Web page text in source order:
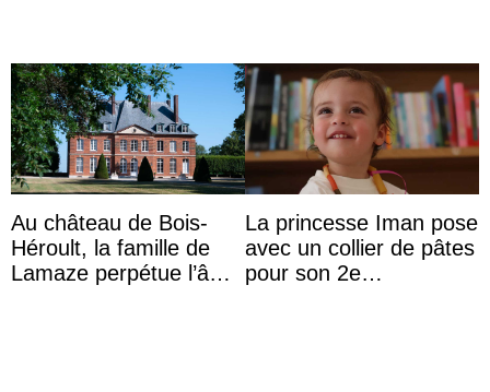
Au château de Bois-
Héroult, la famille de
Lamaze perpétue l’âme
La princesse Iman pose
avec un collier de pâtes
pour son 2e